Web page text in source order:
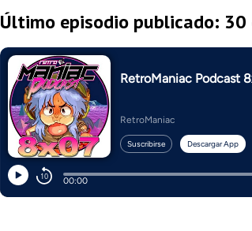
Último episodio publicado: 30